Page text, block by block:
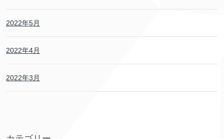
2022年5月
2022年4月
2022年3月